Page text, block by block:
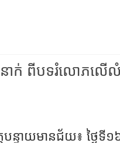
ាក់ ពីបទរំលោភ​លើ​
តបន្ទាយមានជ័យ​៖ ​ថ្ងៃទី​